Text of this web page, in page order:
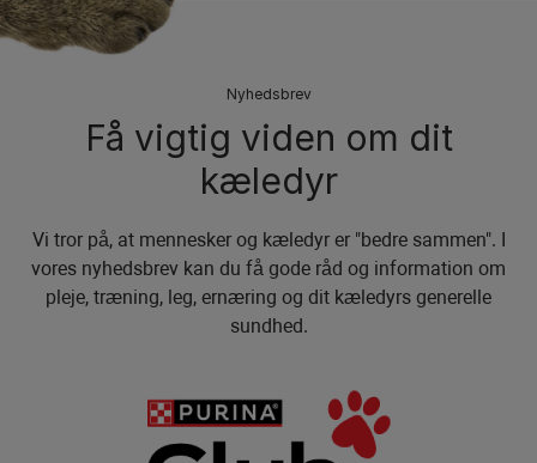
Nyhedsbrev
Få vigtig viden om dit
kæledyr
Vi tror på, at mennesker og kæledyr er "bedre sammen". I
vores nyhedsbrev kan du få gode råd og information om
pleje, træning, leg, ernæring og dit kæledyrs generelle
sundhed.